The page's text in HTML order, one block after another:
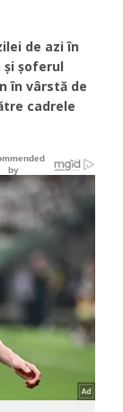
de azi în
și șoferul
în vârstă de
cadrele